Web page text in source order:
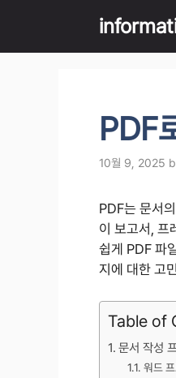
content
PDF
10월 9, 2025
PDF는 문서
이 보고서, 프
쉽게 PDF 파
지에 대한 고
Table of
문서 작성
워드